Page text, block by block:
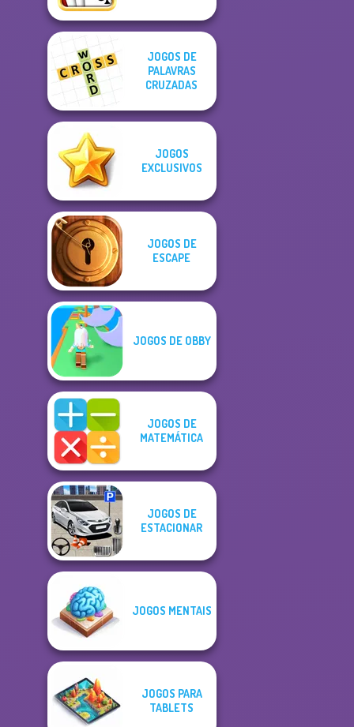
JOGOS DE
PALAVRAS
CRUZADAS
JOGOS
EXCLUSIVOS
JOGOS DE
ESCAPE
JOGOS DE OBBY
JOGOS DE
MATEMÁTICA
JOGOS DE
ESTACIONAR
JOGOS MENTAIS
JOGOS PARA
TABLETS